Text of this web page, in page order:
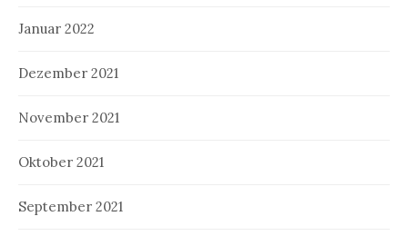
Januar 2022
Dezember 2021
November 2021
Oktober 2021
September 2021